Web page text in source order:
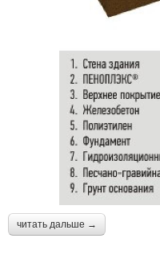
читать дальше →